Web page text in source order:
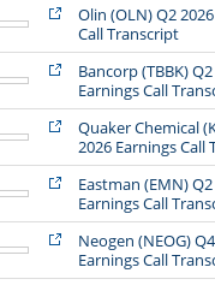
Olin (OLN) Q2
Call Transcript
Bancorp (TBBK)
Earnings Call
Quaker Chemical
2026 Earnings Call
Eastman (EMN)
Earnings Call
Neogen (NEOG)
Earnings Call